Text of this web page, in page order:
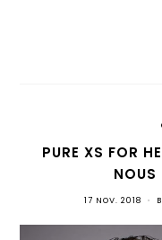
PURE XS FOR
NOUS
17 NOV. 2018 •